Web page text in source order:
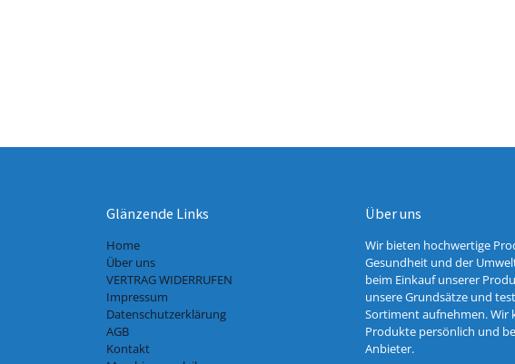
Glänzende Links
Home
Über uns
VERTRAG WIDERRUFEN
Impressum
Datenschutzerklärung
AGB
Kontakt
Über uns
Wir bieten hochwertige
Gesundheit und der
beim Einkauf unserer
unsere Grundsätze und
Sortiment aufnehmen. Wir
Produkte persönlich und
Anbieter.